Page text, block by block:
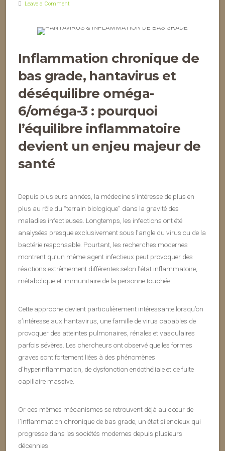
Leave a Comment
Inflammation chronique de
bas grade, hantavirus et
déséquilibre oméga-
6/oméga-3 : pourquoi
l’équilibre inflammatoire
devient un enjeu majeur de
santé
Depuis plusieurs années, la médecine s’intéresse de plus en
plus au rôle du “terrain biologique” dans la gravité des
maladies infectieuses. Longtemps, les infections ont été
analysées presque exclusivement sous l’angle du virus ou de la
bactérie responsable. Pourtant, les recherches modernes
montrent qu’un même agent infectieux peut provoquer des
réactions extrêmement différentes selon l’état inflammatoire,
métabolique et immunitaire de la personne touchée.
Cette approche devient particulièrement intéressante lorsqu’on
s’intéresse aux hantavirus, une famille de virus capables de
provoquer des atteintes pulmonaires, rénales et vasculaires
parfois sévères. Les chercheurs ont observé que les formes
graves sont fortement liées à des phénomènes
d’hyperinflammation, de dysfonction endothéliale et de fuite
capillaire massive.
Or ces mêmes mécanismes se retrouvent déjà au cœur de
l’inflammation chronique de bas grade, un état silencieux qui
progresse dans les sociétés modernes depuis plusieurs
décennies.